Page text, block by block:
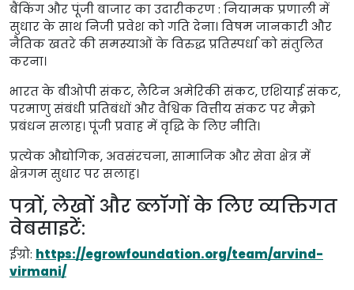
बैंकिंग और पूंजी बाजार का उदारीकरण : नियामक प्रणाली में
सुधार के साथ निजी प्रवेश को गति देना। विषम जानकारी और
नैतिक खतरे की समस्याओं के विरुद्ध प्रतिस्पर्धा को संतुलित
करना।
भारत के बीओपी संकट, लैटिन अमेरिकी संकट, एशियाई संकट,
परमाणु संबंधी प्रतिबंधों और वैश्विक वित्तीय संकट पर मैक्रो
प्रबंधन सलाह। पूंजी प्रवाह में वृद्धि के लिए नीति।
प्रत्येक औद्योगिक, अवसंरचना, सामाजिक और सेवा क्षेत्र में
क्षेत्रगम सुधार पर सलाह।
पत्रों, लेखों और ब्लॉगों के लिए व्यक्तिगत
वेबसाइटें:
ईग्रो: https://egrowfoundation.org/team/arvind-
virmani/